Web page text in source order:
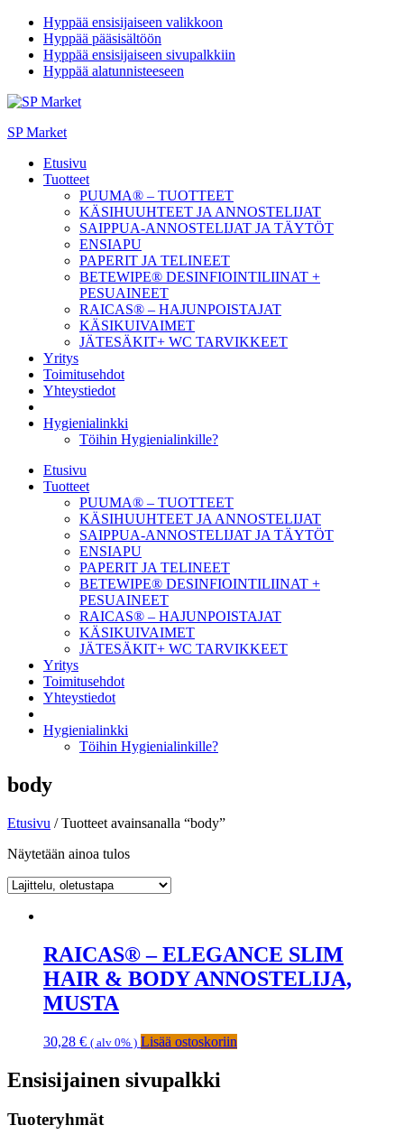
Hyppää ensisijaiseen valikkoon
Hyppää pääsisältöön
Hyppää ensisijaiseen sivupalkkiin
Hyppää alatunnisteeseen
SP Market
Etusivu
Tuotteet
PUUMA® – TUOTTEET
KÄSIHUUHTEET JA ANNOSTELIJAT
SAIPPUA-ANNOSTELIJAT JA TÄYTÖT
ENSIAPU
PAPERIT JA TELINEET
BETEWIPE® DESINFIOINTILIINAT +
PESUAINEET
RAICAS® – HAJUNPOISTAJAT
KÄSIKUIVAIMET
JÄTESÄKIT+ WC TARVIKKEET
Yritys
Toimitusehdot
Yhteystiedot
Hygienialinkki
Töihin Hygienialinkille?
Etusivu
Tuotteet
PUUMA® – TUOTTEET
KÄSIHUUHTEET JA ANNOSTELIJAT
SAIPPUA-ANNOSTELIJAT JA TÄYTÖT
ENSIAPU
PAPERIT JA TELINEET
BETEWIPE® DESINFIOINTILIINAT +
PESUAINEET
RAICAS® – HAJUNPOISTAJAT
KÄSIKUIVAIMET
JÄTESÄKIT+ WC TARVIKKEET
Yritys
Toimitusehdot
Yhteystiedot
Hygienialinkki
Töihin Hygienialinkille?
body
Etusivu / Tuotteet avainsanalla “body”
Näytetään ainoa tulos
RAICAS® – ELEGANCE SLIM
HAIR & BODY ANNOSTELIJA,
MUSTA
30,28 € ( alv 0% ) Lisää ostoskoriin
Ensisijainen sivupalkki
Tuoteryhmät